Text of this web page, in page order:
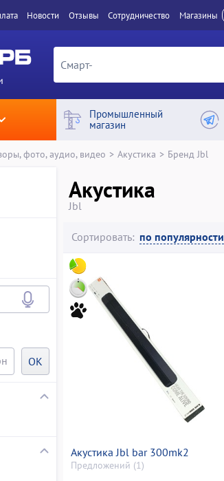
Новости Отзывы Сотрудничество Магазины
Промышленный
магазин
фото, аудио, видео > Акустика > Бренд Jbl
OK
Акустика
Jbl
Сортировать: по популярности
Акустика Jbl bar 300mk2
Предложений (1)